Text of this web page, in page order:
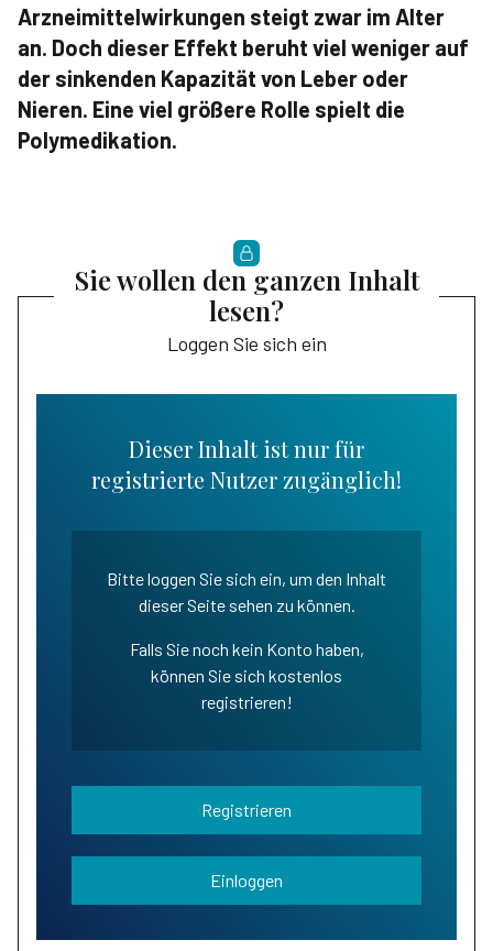
Arzneimittelwirkungen steigt zwar im Alter
an. Doch dieser Effekt beruht viel weniger auf
der sinkenden Kapazität von Leber oder
Nieren. Eine viel größere Rolle spielt die
Polymedikation.
Sie wollen den ganzen Inhalt
lesen?
Loggen Sie sich ein
Dieser Inhalt ist nur für
registrierte Nutzer zugänglich!
Bitte loggen Sie sich ein, um den Inhalt
dieser Seite sehen zu können.
Falls Sie noch kein Konto haben,
können Sie sich kostenlos
registrieren!
Registrieren
Einloggen